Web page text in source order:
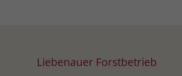
Liebenauer Forstbetrieb